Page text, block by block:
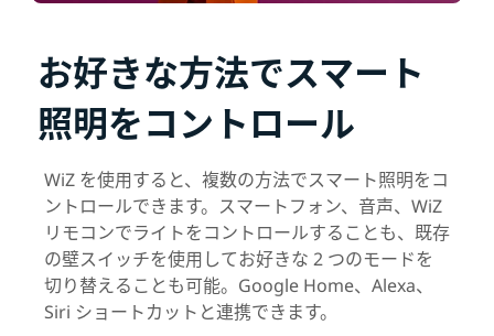
お好きな方法でスマート
照明をコントロール
WiZ を使用すると、複数の方法でスマート照明をコ
ントロールできます。スマートフォン、音声、WiZ
リモコンでライトをコントロールすることも、既存
の壁スイッチを使用してお好きな 2 つのモードを
切り替えることも可能。Google Home、Alexa、
Siri ショートカットと連携できます。